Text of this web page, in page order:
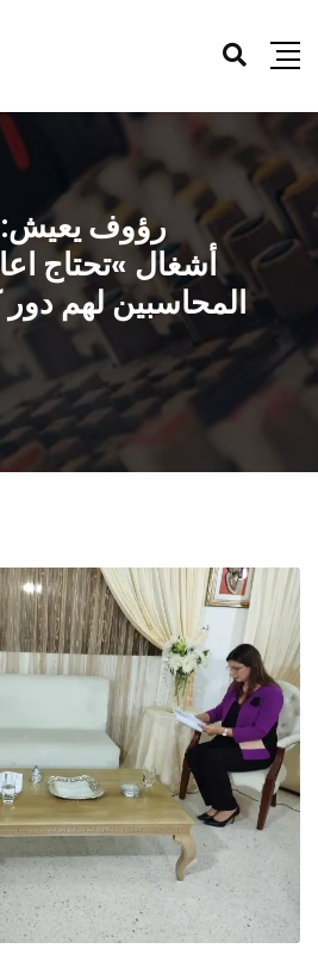
رؤوف
أشغال »تحتاج
المحاسبين لهم